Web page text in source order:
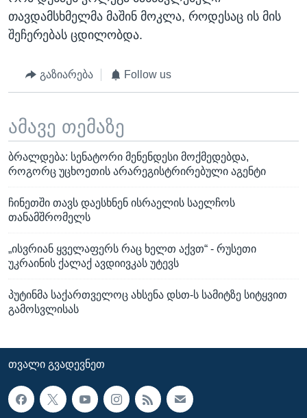
თავდამსხმელმა მაშინ მოკლა, როდესაც ის მის
შეჩერებას ცდილობდა.
გაზიარება Follow us
ამავე თემაზე
ბრალდება: სენატორი მენენდესი მოქმედებდა,
როგორც უცხოეთის არარეგისტრირებული აგენტი
ჩინეთში თავს დაესხნენ ისრაელის საელჩოს
თანამშრომელს
„ისვრიან ყველაფერს რაც ხელთ აქვთ“ - რუსეთი
უკრაინის ქალაქ ავდიივკას უტევს
პუტინმა საქართველოც ახსენა დსთ-ს სამიტზე სიტყვით
გამოსვლისას
ᲗᲕᲐᲚᲘ ᲒᲕᲐᲓᲔᲕᲜᲔᲗ